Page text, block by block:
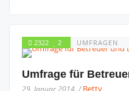
2322 2 UMFRAGEN
Umfrage für
29. Januar 2014 /Betty